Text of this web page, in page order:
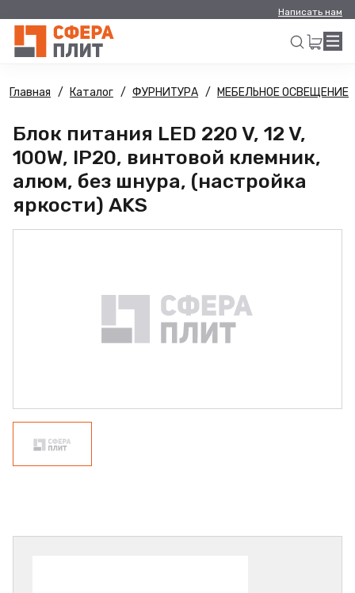
Написать нам
Искать
Главная Каталог ФУРНИТУРА МЕБЕЛЬНОЕ ОСВЕЩЕНИЕ
Блок питания LED 220 V, 12 V,
100W, IP20, винтовой клемник,
алюм, без шнура, (настройка
яркости) AKS